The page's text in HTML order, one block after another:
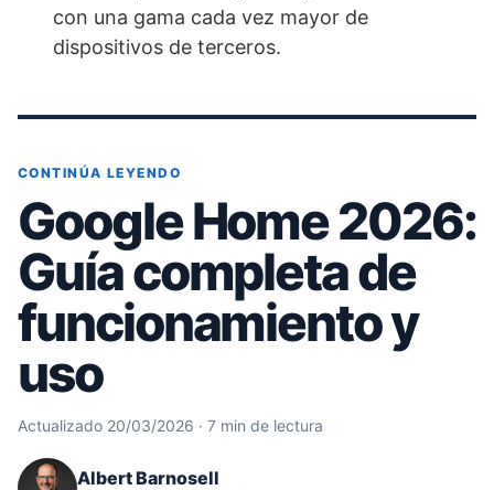
con una gama cada vez mayor de
dispositivos de terceros.
CONTINÚA LEYENDO
Google Home 2026:
Guía completa de
funcionamiento y
uso
Actualizado 20/03/2026 · 7 min de lectura
Albert Barnosell